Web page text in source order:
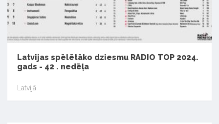
Latvijas spēlētāko dziesmu RADIO TOP 2024.
gads - 42 . nedēļa
Latvijā